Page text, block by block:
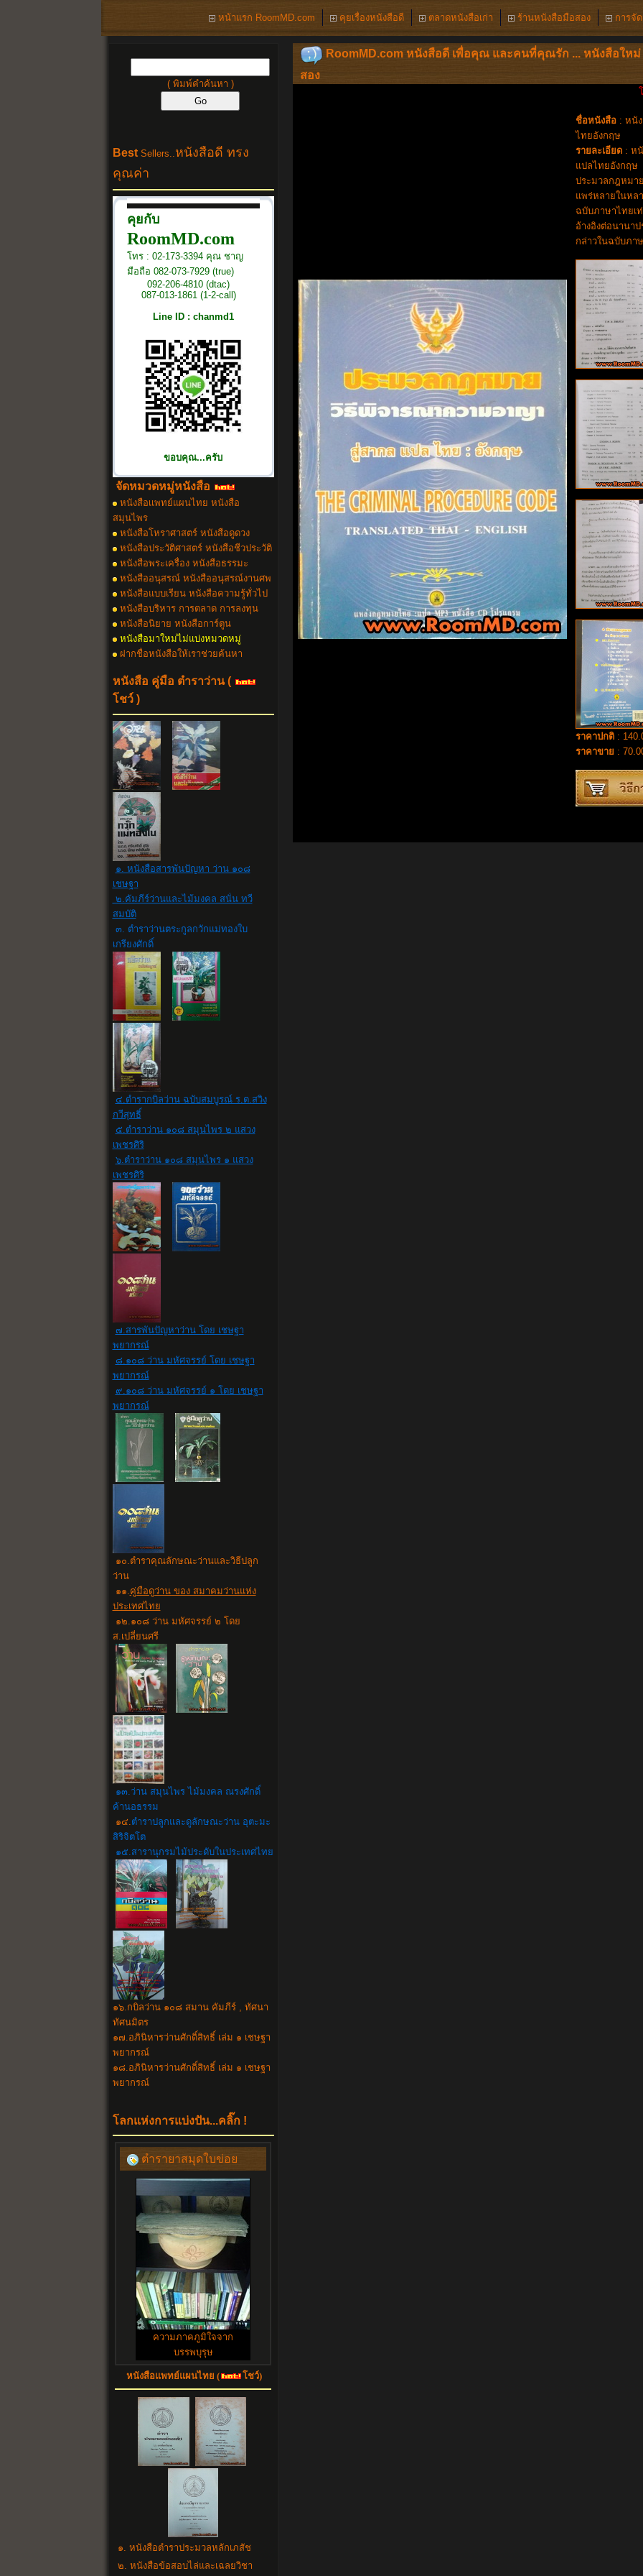
หน้าแรก RoomMD.com คุยเรื่องหนังสือดี ตลาดหนังสือเก่า ร้านหนังสือมือสอง การจัด
( พิมพ์คำค้นหา )
Best Sellers..หนังสือดี ทรง
คุณค่า
คุยกับ
RoomMD.com
โทร : 02-173-3394 คุณ ชาญ
มือถือ 082-073-7929 (true)
092-206-4810 (dtac)
087-013-1861 (1-2-call)
Line ID : chanmd1
ขอบคุณ...ครับ
จัดหมวดหมู่หนังสือ
หนังสือเเพทย์แผนไทย หนังสือ
สมุนไพร
หนังสือโหราศาสตร์ หนังสือดูดวง
หนังสือประวัติศาสตร์ หนังสือชีวประวัติ
หนังสือพระเครื่อง หนังสือธรรมะ
หนังสืออนุสรณ์ หนังสืออนุสรณ์งานศพ
หนังสือแบบเรียน หนังสือความรู้ทั่วไป
หนังสือบริหาร การตลาด การลงทุน
หนังสือนิยาย หนังสือการ์ตูน
หนังสือมาใหม่ไม่แบ่งหมวดหมู่
ฝากชื่อหนังสือให้เราช่วยค้นหา
หนังสือ คู่มือ ตำราว่าน(
โชว์ )
๑. หนังสือสารพันปัญหา ว่าน ๑๐๘
เชษฐา
๒.คัมภีร์ว่านและไม้มงคล สนั่น ทวี
สมบัติ
๓. ตำราว่านตระกูลกวักแม่ทองใบ
เกรียงศักดิ์
๔.ตำรากบิลว่าน ฉบับสมบูรณ์ ร.ต.สวิง
กวีสุทธิ์
๕.ตำราว่าน ๑๐๘ สมุนไพร ๒ แสวง
เพชรศิริ
๖.ตำราว่าน ๑๐๘ สมุนไพร ๑ แสวง
เพชรศิริ
๗.สารพันปัญหาว่าน โดย เชษฐา
พยากรณ์
๘.๑๐๘ ว่าน มหัศจรรย์ โดย เชษฐา
พยากรณ์
๙.๑๐๘ ว่าน มหัศจรรย์ ๑ โดย เชษฐา
พยากรณ์
๑๐.ตำราคุณลักษณะว่านและวิธีปลูก
ว่าน
๑๑.คู่มือดูว่าน ของ สมาคมว่านแห่ง
ประเทศไทย
๑๒.๑๐๘ ว่าน มหัศจรรย์ ๒ โดย
ส.เปลี่ยนศรี
๑๓.ว่าน สมุนไพร ไม้มงคล ณรงศักดิ์
ค้านอธรรม
๑๔.ตำราปลูกและดูลักษณะว่าน อุตะมะ
สิริจิตโต
๑๕.สารานุกรมไม้ประดับในประเทศไทย
๑๖.กบิลว่าน ๑๐๘ สมาน คัมภีร์ , ทัศนา
ทัศนมิตร
๑๗.อภินิหารว่านศักดิ์สิทธิ์ เล่ม ๑ เชษฐา
พยากรณ์
๑๘.อภินิหารว่านศักดิ์สิทธิ์ เล่ม ๑ เชษฐา
พยากรณ์
โลกแห่งการแบ่งปัน...คลิ๊ก !
ตำรายาสมุดใบข่อย
ความภาคภูมิใจจาก
บรรพบุรุษ
หนังสือแพทย์แผนไทย ( โชว์)
๑. หนังสือตำราประมวลหลักเภสัช
๒. หนังสือข้อสอบไล่และเฉลยวิชา
RoomMD.com หนังสือดี เพื่อคุณ และคนที่คุณรัก ... หนังสือใหม่
สอง
โค
ชื่อหนังสือ: หนัง
ไทยอังกฤษ
รายละเอียด: หนั
แปลไทยอังกฤษ
ประมวลกฎหมา
แพร่หลายในหล
ฉบับภาษาไทยเ
อ้างอิงต่อนานา
กล่าวในฉบับภา
ราคาปกติ:
ราคาขาย :